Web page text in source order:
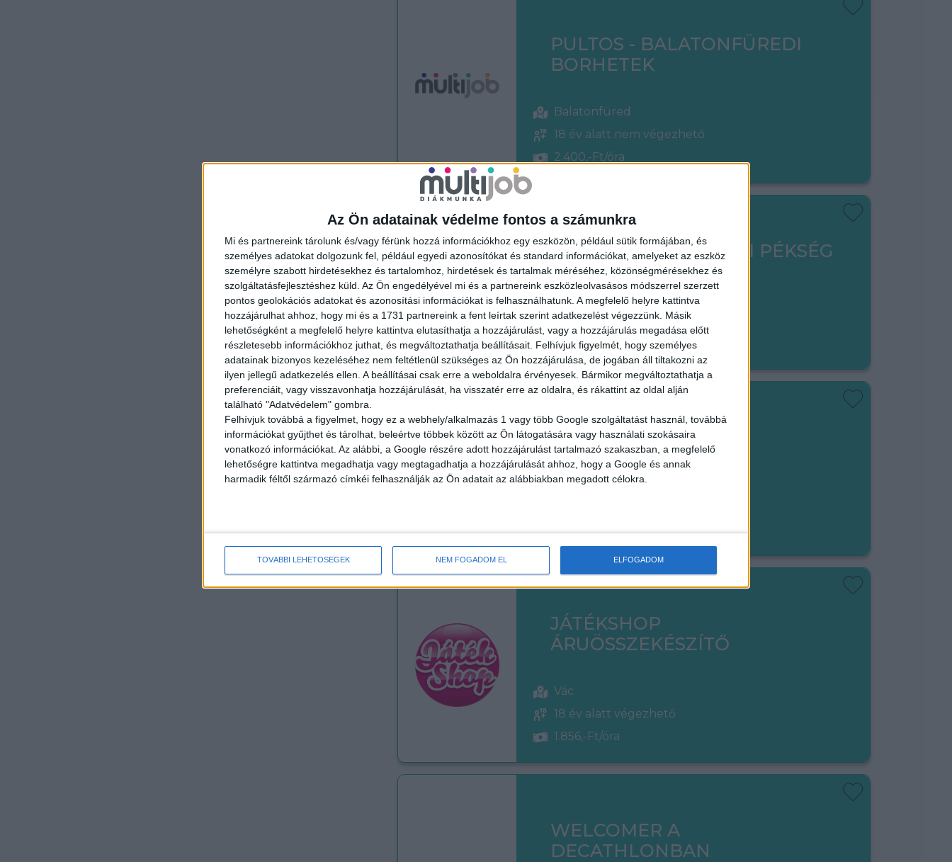
Az Ön adatainak védelme fontos a számunkra
Mi és partnereink tárolunk és/vagy férünk hozzá információkhoz egy eszközön, például sütik formájában, és
személyes adatokat dolgozunk fel, például egyedi azonosítókat és standard információkat, amelyeket az eszköz
személyre szabott hirdetésekhez és tartalomhoz, hirdetések és tartalmak méréséhez, közönségmérésekhez és
szolgáltatásfejlesztéshez küld. Az Ön engedélyével mi és a partnereink eszközleolvasásos módszerrel szerzett
pontos geolokációs adatokat és azonosítási információkat is felhasználhatunk. A megfelelő helyre kattintva
hozzájárulhat ahhoz, hogy mi és a 1731 partnereink a fent leírtak szerint adatkezelést végezzünk. Másik
lehetőségként a megfelelő helyre kattintva elutasíthatja a hozzájárulást, vagy a hozzájárulás megadása előtt
részletesebb információkhoz juthat, és megváltoztathatja beállításait. Felhívjuk figyelmét, hogy személyes
adatainak bizonyos kezeléséhez nem feltétlenül szükséges az Ön hozzájárulása, de jogában áll tiltakozni az
ilyen jellegű adatkezelés ellen. A beállításai csak erre a weboldalra érvényesek. Bármikor megváltoztathatja a
preferenciáit, vagy visszavonhatja hozzájárulását, ha visszatér erre az oldalra, és rákattint az oldal alján
található "Adatvédelem" gombra.
Felhívjuk továbbá a figyelmet, hogy ez a webhely/alkalmazás 1 vagy több Google szolgáltatást használ, továbbá
információkat gyűjthet és tárolhat, beleértve többek között az Ön látogatására vagy használati szokásaira
vonatkozó információkat. Az alábbi, a Google részére adott hozzájárulást tartalmazó szakaszban, a megfelelő
lehetőségre kattintva megadhatja vagy megtagadhatja a hozzájárulását ahhoz, hogy a Google és annak
harmadik féltől származó címkéi felhasználják az Ön adatait az alábbiakban megadott célokra.
TOVÁBBI LEHETŐSÉGEK NEM FOGADOM EL ELFOGADOM
PULTOS - BALATONFÜREDI
BORHETEK
Balatonfüred
18 év alatt nem végezhető
2.400,-Ft/óra
BOLTI ELADÓ - LIPÓTI PÉKSÉG
Budapest XI. kerület
18 év alatt nem végezhető
2.500,-Ft/óra
ÜZEMI KISEGÍTŐ
Seregélyes
2.100-2.730,-Ft/óra
JÁTÉKSHOP
ÁRUÖSSZEKÉSZÍTŐ
Vác
18 év alatt végezhető
1.856,-Ft/óra
WELCOMER A
DECATHLONBAN